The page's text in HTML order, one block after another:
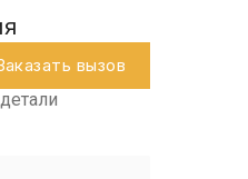
вызов